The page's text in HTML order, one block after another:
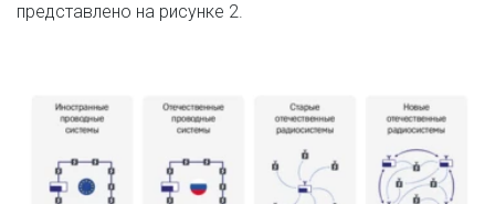
представлено на рисунке 2.